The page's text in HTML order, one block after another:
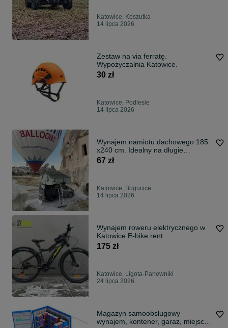
Katowice, Koszutka
14 lipca 2026
Zestaw na via ferratę.
Wypożyczalnia Katowice.
30 zł
Katowice, Podlesie
14 lipca 2026
Wynajem namiotu dachowego 185
x240 cm. Idealny na długie
wyprawy.
67 zł
Katowice, Bogucice
14 lipca 2026
Wynajem roweru elektrycznego w
Katowice E-bike rent
175 zł
Katowice, Ligota-Panewniki
24 lipca 2026
Magazyn samoobsługowy
wynajem, kontener, garaż, miejsce